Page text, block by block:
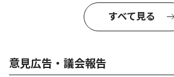
すべて見る
意見広告・議会報告